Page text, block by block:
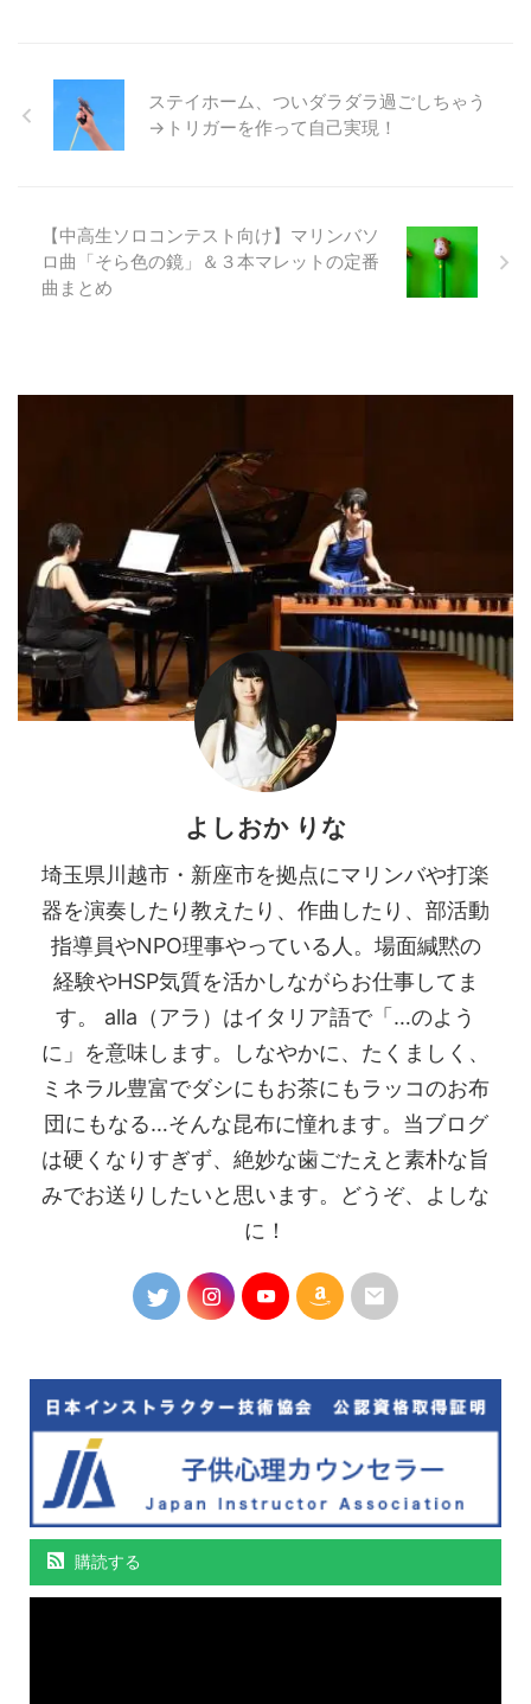
ステイホーム、ついダラダラ過ごしちゃう
→トリガーを作って自己実現！
【中高生ソロコンテスト向け】マリンバソ
ロ曲「そら色の鏡」＆３本マレットの定番
曲まとめ
よしおか りな
埼玉県川越市・新座市を拠点にマリンバや打楽
器を演奏したり教えたり、作曲したり、部活動
指導員やNPO理事やっている人。場面緘黙の
経験やHSP気質を活かしながらお仕事してま
す。 alla（アラ）はイタリア語で「…のよう
に」を意味します。しなやかに、たくましく、
ミネラル豊富でダシにもお茶にもラッコのお布
団にもなる…そんな昆布に憧れます。当ブログ
は硬くなりすぎず、絶妙な歯ごたえと素朴な旨
みでお送りしたいと思います。どうぞ、よしな
に！
購読する